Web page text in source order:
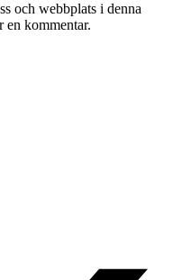
och webbplats i denna
en kommentar.